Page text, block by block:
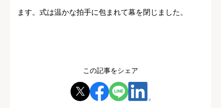
ます。式は温かな拍手に包まれて幕を閉じました。
この記事をシェア